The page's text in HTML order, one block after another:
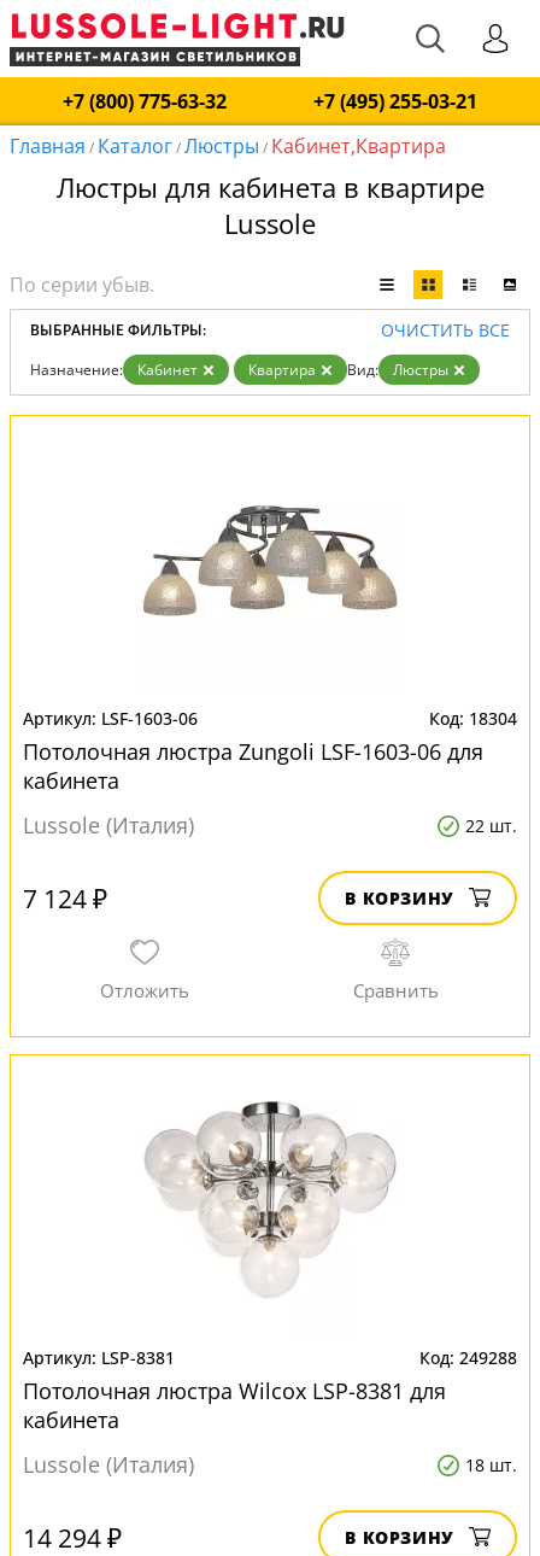
+7 (800) 775-63-32
+7 (495) 255-03-21
Главная / Каталог/Люстры / Кабинет,Квартира
Люстры для кабинета в квартире
Lussole
ВЫБРАННЫЕ ФИЛЬТРЫ: ОЧИСТИТЬ ВСЕ
Назначение: Кабинет Квартира Вид: Люстры
LSF-1603-06 18304
Потолочная люстра Zungoli LSF-1603-06 для
кабинета
Lussole (Италия)
22 шт.
7 124 ₽ В КОРЗИНУ
LSP-8381 249288
Потолочная люстра Wilcox LSP-8381 для
кабинета
Lussole (Италия)
18 шт.
14 294 ₽ В КОРЗИНУ